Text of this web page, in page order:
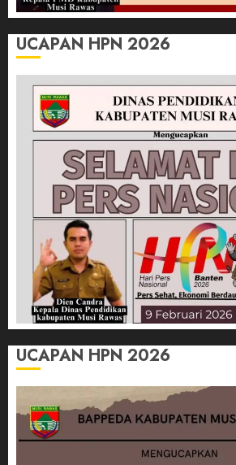
UCAPAN HPN 2026
UCAPAN HPN 2026